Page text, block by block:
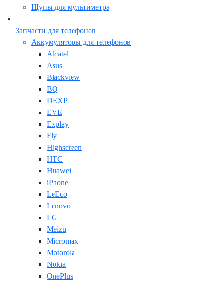
Щупы для мультиметра
Запчасти для телефонов
Аккумуляторы для телефонов
Alcatel
Asus
Blackview
BQ
DEXP
EVE
Explay
Fly
Highscreen
HTC
Huawei
iPhone
LeEco
Lenovo
LG
Meizu
Micromax
Motorola
Nokia
OnePlus